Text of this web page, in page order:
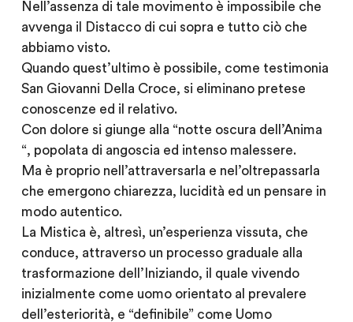
Nell’assenza di tale movimento è impossibile che
avvenga il Distacco di cui sopra e tutto ciò che
abbiamo visto.
Quando quest’ultimo è possibile, come testimonia
San Giovanni Della Croce, si eliminano pretese
conoscenze ed il relativo.
Con dolore si giunge alla “notte oscura dell’Anima
“, popolata di angoscia ed intenso malessere.
Ma è proprio nell’attraversarla e nel’oltrepassarla
che emergono chiarezza, lucidità ed un pensare in
modo autentico.
La Mistica è, altresì, un’esperienza vissuta, che
conduce, attraverso un processo graduale alla
trasformazione dell’Iniziando, il quale vivendo
inizialmente come uomo orientato al prevalere
dell’esteriorità, e “definibile” come Uomo